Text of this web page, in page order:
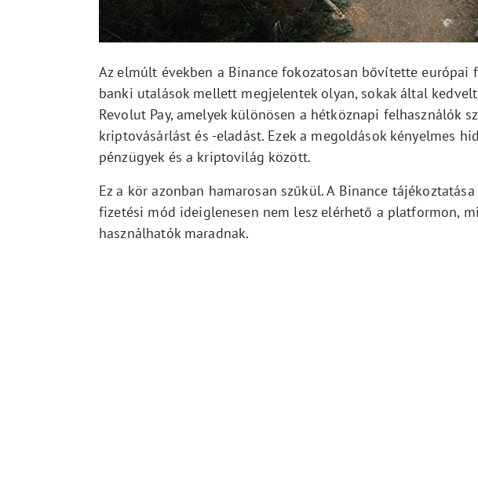
Az elmúlt években a Binance fokozatosan bővítette európai
banki utalások mellett megjelentek olyan, sokak által
Revolut Pay, amelyek különösen a hétköznapi felhasználók
kriptovásárlást és -eladást. Ezek a megoldások kényelmes
pénzügyek és a kriptovilág között.
Ez a kör azonban hamarosan szűkül. A Binance
fizetési mód ideiglenesen nem lesz elérhető a platformon,
használhatók maradnak.